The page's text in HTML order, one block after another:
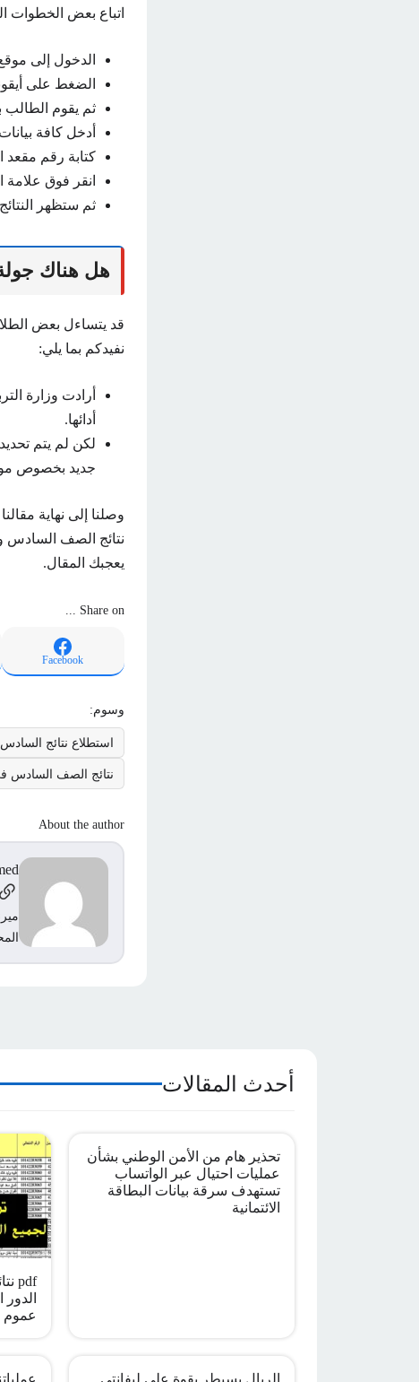
اتباع بعض الخطوات
الدخول إلى
الضغط على
ثم يقوم الطالب
أدخل كافة
كتابة رقم مقعد
انقر فوق علامة
ثم ستظهر النتائج
هل هناك جولة
نفيدكم بما يلي:
أرادت وزارة
أدائها.
لكن لم يتم
جديد بخصوص
نتائج الصف السادس
يعجبك المقال.
Share on ...
Facebook
وسوم:
استطلاع نتائج السادس
نتائج الصف السادس في
About the author
أحدث المقالات
تحذير هام من الأمن الوطني بشأن
عمليات احتيال عبر الواتساب
تستهدف سرقة بيانات البطاقة
الائتمانية
عموم